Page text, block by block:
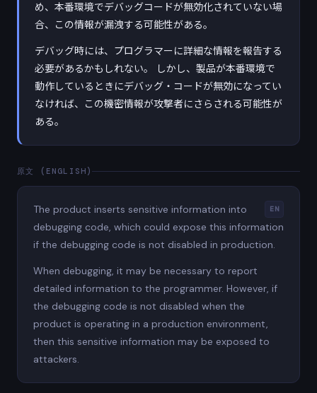
め、本番環境でデバッグコードが無効化されていない場
合、この情報が漏洩する可能性がある。
デバッグ時には、プログラマーに詳細な情報を報告する
必要があるかもしれない。 しかし、製品が本番環境で
動作しているときにデバッグ・コードが無効になってい
なければ、この機密情報が攻撃者にさらされる可能性が
ある。
原文 (ENGLISH)
EN
The product inserts sensitive information into
debugging code, which could expose this information
if the debugging code is not disabled in production.
When debugging, it may be necessary to report
detailed information to the programmer. However, if
the debugging code is not disabled when the
product is operating in a production environment,
then this sensitive information may be exposed to
attackers.